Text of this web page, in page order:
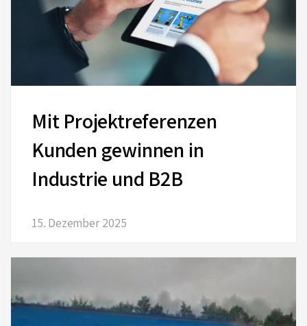
Mit Projektreferenzen
Kunden gewinnen in
Industrie und B2B
15. Dezember 2025